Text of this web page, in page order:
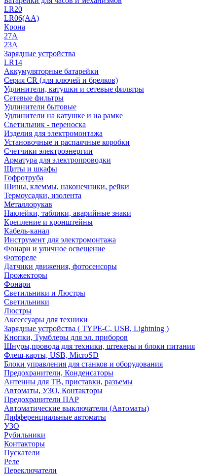
LR20
LR06(AA)
Крона
27A
23A
Зарядные устройства
LR14
Аккумуляторные батарейки
Серия CR (для ключей и брелков)
Удлинители, катушки и сетевые фильтры
Сетевые фильтры
Удлинители бытовые
Удлинители на катушке и на рамке
Светильник - переноска
Изделия для электромонтажа
Установочные и распаячные коробки
Счетчики электроэнергии
Арматура для электропроводки
Щиты и шкафы
Гофротруба
Шины, клеммы, наконечники, рейки
Термоусадки, изолента
Металлорукав
Наклейки, таблики, аварийные знаки
Крепление и кронштейны
Кабель-канал
Инструмент для электромонтажа
Фонари и уличное освещение
Фотореле
Датчики движения, фотосенсоры
Прожекторы
Фонари
Светильники и Люстры
Светильники
Люстры
Аксессуары для техники
Зарядные устройства ( TYPE-C, USB, Lightning )
Кнопки, Тумблеры для эл. приборов
Шнуры,провода для техники, штекеры и блоки питания
Флеш-карты, USB, MicroSD
Блоки управления для станков и оборудования
Предохранители, Конденсаторы
Антенны для ТВ, приставки, разъемы
Автоматы, УЗО, Контакторы
Предохранители ПАР
Автоматические выключатели (Автоматы)
Дифференциальные автоматы
УЗО
Рубильники
Контакторы
Пускатели
Реле
Переключатели